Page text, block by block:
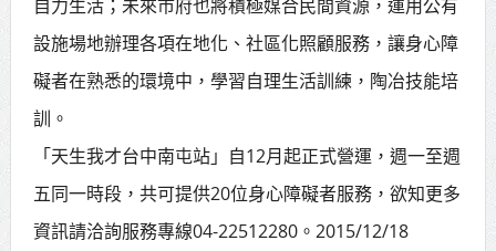
自力生活；未來市府也將積極媒合民間資源，運用公有
設施場地辦理各項在地化、社區化照顧服務，讓身心障
礙者在熟悉的環境中，學習自理生活訓練，陶冶技能培
訓。
「天生我才台中南屯站」自12月起正式營運，週一至週
五同一時段，共可提供20位身心障礙者服務，欲知更多
資訊請洽詢服務專線04-22512280。2015/12/18